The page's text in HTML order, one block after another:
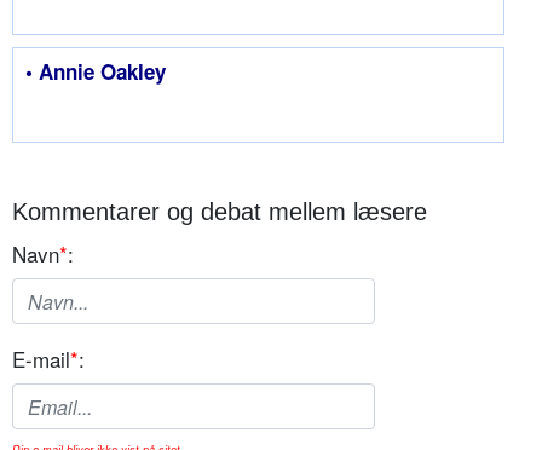
• Annie Oakley
Kommentarer og debat mellem læsere
Navn*:
E-mail*: